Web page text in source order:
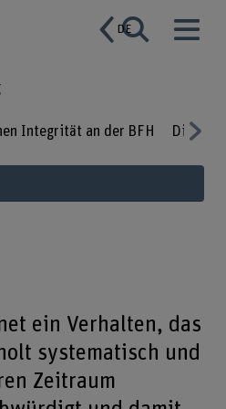
DE
Integrität an der BFH
Nex
t
ein Verhalten, das
systematisch und
Zeitraum